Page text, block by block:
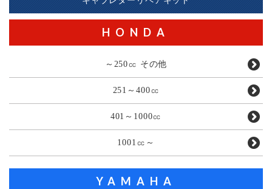
HONDA
～250㏄ その他
251～400㏄
401～1000㏄
1001㏄～
YAMAHA